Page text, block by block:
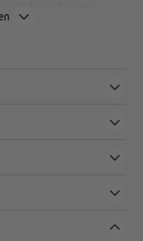
zu gestalten. Wie